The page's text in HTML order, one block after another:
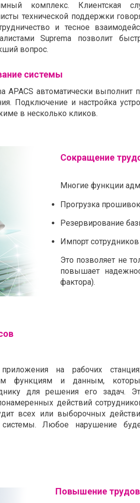
комплекс. Клиентская
технической поддержки
и тесное
Suprema позволит
вопрос.
системы
APACS автоматически выполнит
Подключение и настройка
в несколько кликов.
Сокращение
Многие функции
Прогрузка прошивок
Резервирование
Импорт сотрудников
Это позволяет не
повышает
фактора).
на рабочих
функциям и данным,
для решения его задач.
действий
всех или выборочных
системы. Любое нарушение
Повышение